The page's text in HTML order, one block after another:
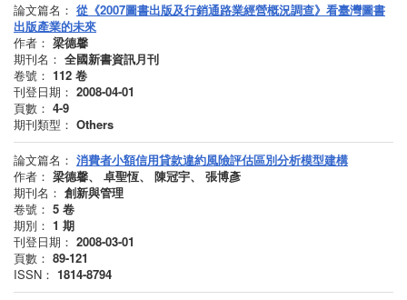
論文篇名： 從《2007圖書出版及行銷通路業經營概況調查》看臺灣圖書
出版產業的未來
作者： 梁德馨
期刊名： 全國新書資訊月刊
卷號： 112 卷
刊登日期： 2008-04-01
頁數： 4-9
期刊類型： Others
論文篇名： 消費者小額信用貸款違約風險評估區別分析模型建構
作者： 梁德馨、 卓聖恆、 陳冠宇、 張博彥
期刊名： 創新與管理
卷號： 5 卷
期別： 1 期
刊登日期： 2008-03-01
頁數： 89-121
ISSN： 1814-8794